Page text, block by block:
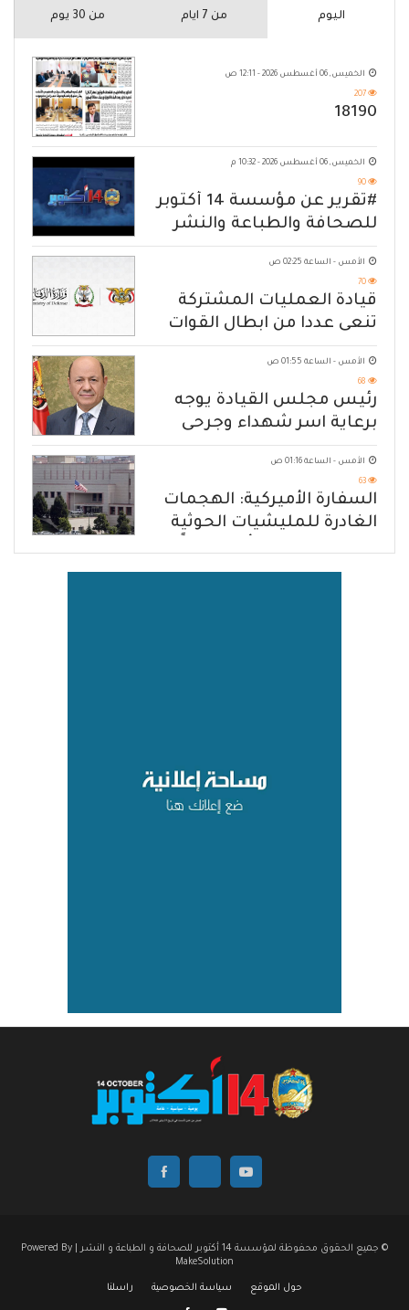
اليوم من 7 ايام من 30 يوم
الخميس, 06 أغسطس 2026 - 12:11 ص
207
18190
الخميس, 06 أغسطس 2026 - 10:32 م
90
#تقرير عن مؤسسة 14 أكتوبر
للصحافة والطباعة والنشر
الأمس - الساعة 02:25 ص
70
قيادة العمليات المشتركة
تنعى عددا من ابطال القوات
المسلحة
الأمس - الساعة 01:55 ص
68
رئيس مجلس القيادة يوجه
برعاية اسر شهداء وجرحى
الهجوم الإرهابي الحوثي والرد
الحازم على مصدر التهديد
الأمس - الساعة 01:16 ص
63
السفارة الأميركية: الهجمات
الغادرة للمليشيات الحوثية
بحق الشعب اليمني
© جميع الحقوق محفوظة لمؤسسة 14 أكتوبر للصحافة و الطباعة و النشر | Powered By
MakeSolution
حول الموقع سياسة الخصوصية راسلنا